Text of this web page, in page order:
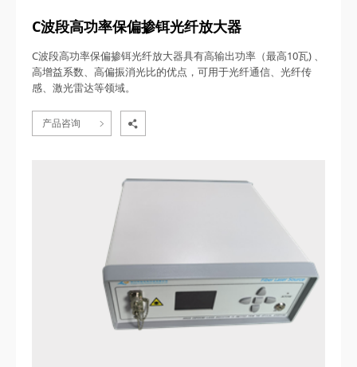
C波段高功率保偏掺铒光纤放大器
C波段高功率保偏掺铒光纤放大器具有高输出功率（最高10瓦) 、
高增益系数、高偏振消光比的优点，可用于光纤通信、光纤传
感、激光雷达等领域。
产品咨询